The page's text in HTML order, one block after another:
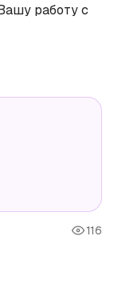
работу с
116